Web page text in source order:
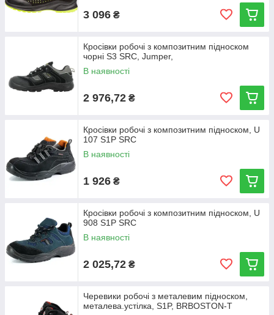
3 096 ₴
Кросівки робочі з композитним підноском
чорні S3 SRC, Jumper,
В наявності
2 976,72 ₴
Кросівки робочі з композитним підноском, U
107 S1Р SRC
В наявності
1 926 ₴
Кросівки робочі з композитним підноском, U
908 S1P SRC
В наявності
2 025,72 ₴
Черевики робочі з металевим підноском,
металева.устілка, S1P, BRBOSTON-T